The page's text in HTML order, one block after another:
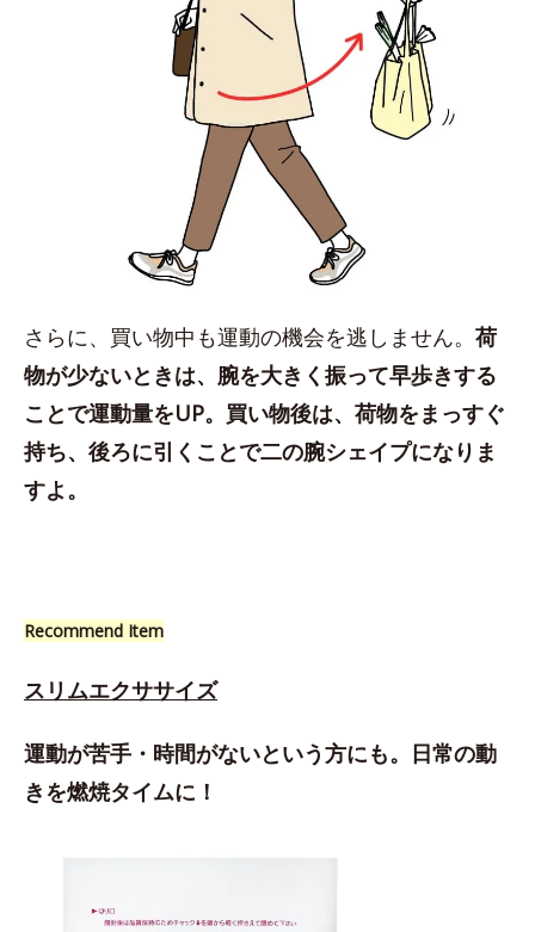
さらに、買い物中も運動の機会を逃しません。 荷
物が少ないときは、腕を大きく振って早歩きする
ことで運動量をUP。買い物後は、荷物をまっすぐ
持ち、後ろに引くことで二の腕シェイプになりま
すよ。
Recommend Item
スリムエクササイズ
運動が苦手・時間がないという方にも。日常の動
きを燃焼タイムに！